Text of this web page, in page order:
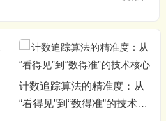
计数追踪算法的精准度：从
“看得见”到“数得准”的技术核